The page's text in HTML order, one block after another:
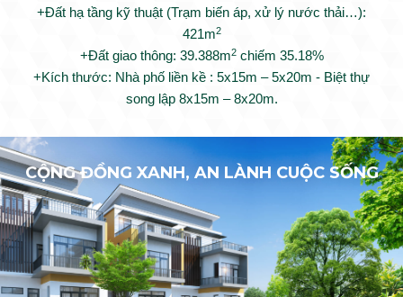
+Đất hạ tầng kỹ thuật (Trạm biến áp, xử lý nước thải…):
421m2
+Đất giao thông: 39.388m2chiếm 35.18%
+Kích thước: Nhà phố liền kề : 5x15m – 5x20m - Biệt thự
song lập 8x15m – 8x20m.
CỘNG ĐỒNG XANH, AN LÀNH CUỘC SỐNG